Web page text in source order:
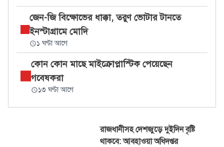
জেন-জি বিক্ষোভের ধাক্কা, তরুণ ভোটার টানতে
ইনস্টাগ্রামে মোদি
১ ঘণ্টা আগে
কোন কোন মাছে মাইক্রোপ্লাস্টিক পেয়েছেন
গবেষকরা
১৩ ঘণ্টা আগে
রাজধানীসহ দেশজুড়ে দুইদিন বৃষ্টি
থাকবে: আবহাওয়া অধিদপ্তর